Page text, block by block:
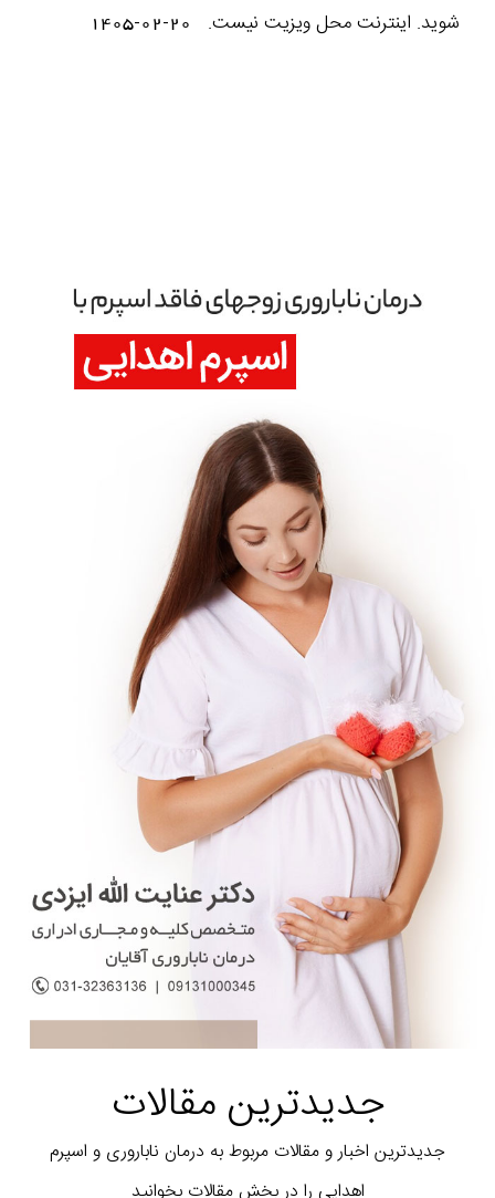
شوید. اینترنت محل ویزیت نیست.
1405-02-20
جدیدترین مقالات
جدیدترین اخبار و مقالات مربوط به درمان ناباروری و اسپرم
اهدایی را در بخش مقالات بخوانید